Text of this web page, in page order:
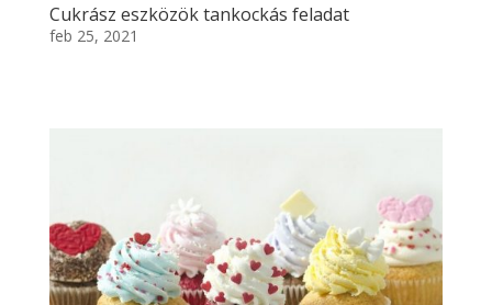
Cukrász eszközök tankockás feladat
feb 25, 2021